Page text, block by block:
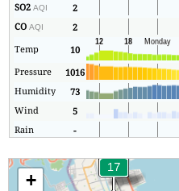
SO2AQI 2
COAQI 2
Temp
10
Pressure
1016
Humidity
73
Wind
5
Rain
-
+